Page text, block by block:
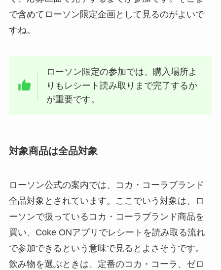
で含めてローソン限定企画として見るのがよいで
すね。
ローソン限定の参加では、購入場所よ
りもレシート読み取りまで完了するか
が重要です。
対象商品は全品対象
ローソン公式の案内では、コカ・コーラブランド
全品対象とされています。ここでいう対象は、ロ
ーソンで扱っているコカ・コーラブランド商品を
買い、Coke ONアプリでレシートを読み取る流れ
で参加できるという意味で見るとよさそうです。
飲み物を選ぶときは、定番のコカ・コーラ、ゼロ